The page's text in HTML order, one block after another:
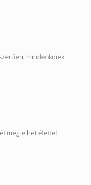
mindenkinek
megtelhet élettel